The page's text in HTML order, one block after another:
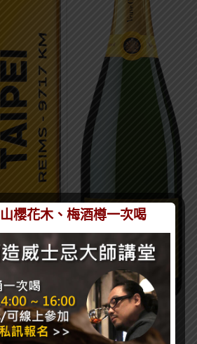
檳Yellow Label 750ml 乙瓶
櫻花木、梅酒樽一次喝